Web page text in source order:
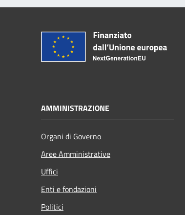
AMMINISTRAZIONE
Organi di Governo
Aree Amministrative
Uffici
Enti e fondazioni
Politici